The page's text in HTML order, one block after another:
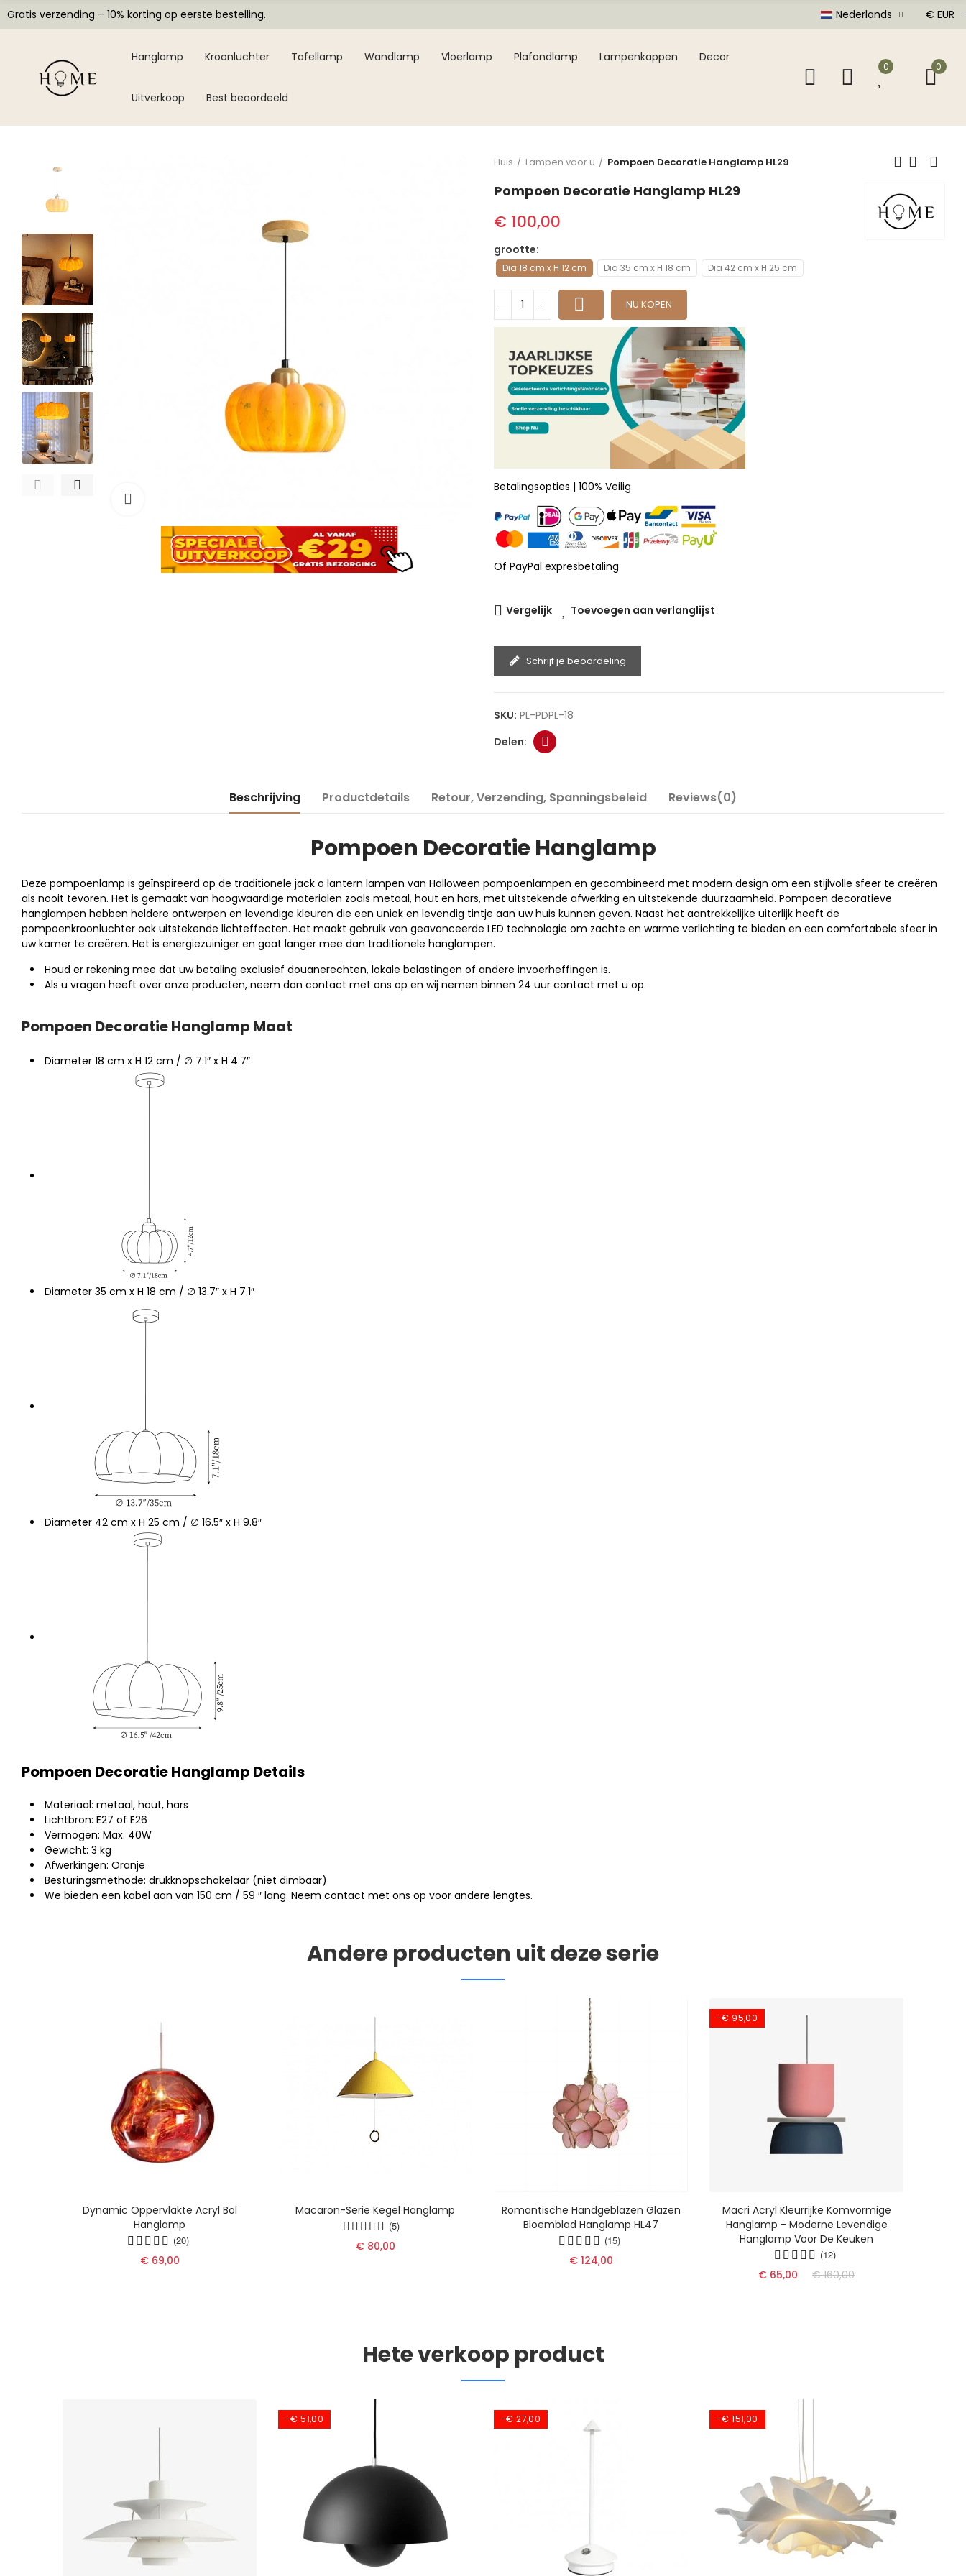
Gratis verzending – 10% korting op eerste bestelling. Nederlands € EUR
Hanglamp Kroonluchter Tafellamp Wandlamp Vloerlamp Plafondlamp Lampenkappen Decor
Uitverkoop Best beoordeeld
0 0
Huis Lampen voor u Pompoen Decoratie Hanglamp HL29
Pompoen Decoratie Hanglamp HL29
€ 100,00
grootte
Dia 18 cm x H 12 cm Dia 35 cm x H 18 cm Dia 42 cm x H 25 cm
NU KOPEN
Betalingsopties | 100% Veilig
Of PayPal expresbetaling
Vergelijk Toevoegen aan verlanglijst
Schrijf je beoordeling
SKU: PL-PDPL-18
Beschrijving Productdetails Retour, Verzending, Spanningsbeleid Reviews(0)
Pompoen Decoratie Hanglamp
Deze pompoenlamp is geïnspireerd op de traditionele jack o lantern lampen van Halloween pompoenlampen en gecombineerd met modern design om een stijlvolle sfeer te creëren
als nooit tevoren. Het is gemaakt van hoogwaardige materialen zoals metaal, hout en hars, met uitstekende afwerking en uitstekende duurzaamheid. Pompoen decoratieve
hanglampen hebben heldere ontwerpen en levendige kleuren die een uniek en levendig tintje aan uw huis kunnen geven. Naast het aantrekkelijke uiterlijk heeft de
pompoenkroonluchter ook uitstekende lichteffecten. Het maakt gebruik van geavanceerde LED technologie om zachte en warme verlichting te bieden en een comfortabele sfeer in
uw kamer te creëren. Het is energiezuiniger en gaat langer mee dan traditionele hanglampen.
Houd er rekening mee dat uw betaling exclusief douanerechten, lokale belastingen of andere invoerheffingen is.
Als u vragen heeft over onze producten, neem dan contact met ons op en wij nemen binnen 24 uur contact met u op.
Pompoen Decoratie Hanglamp Maat
Diameter 18 cm x H 12 cm / ∅ 7.1″ x H 4.7″
Diameter 35 cm x H 18 cm / ∅ 13.7″ x H 7.1″
Diameter 42 cm x H 25 cm / ∅ 16.5″ x H 9.8″
Pompoen Decoratie Hanglamp Details
Materiaal: metaal, hout, hars
Lichtbron: E27 of E26
Vermogen: Max. 40W
Gewicht: 3 kg
Afwerkingen: Oranje
Besturingsmethode: drukknopschakelaar (niet dimbaar)
We bieden een kabel aan van 150 cm / 59 ″ lang. Neem contact met ons op voor andere lengtes.
Andere producten uit deze serie
Dynamic Oppervlakte Acryl Bol
Hanglamp
(20)
€ 69,00
Macaron-Serie Kegel Hanglamp
(5)
€ 80,00
Romantische Handgeblazen Glazen
Bloemblad Hanglamp HL47
(15)
€ 124,00
-€ 95,00
Macri Acryl Kleurrijke Komvormige
Hanglamp - Moderne Levendige
Hanglamp Voor De Keuken
(12)
€ 65,00 € 160,00
Hete verkoop product
-€ 51,00 -€ 27,00 -€ 151,00